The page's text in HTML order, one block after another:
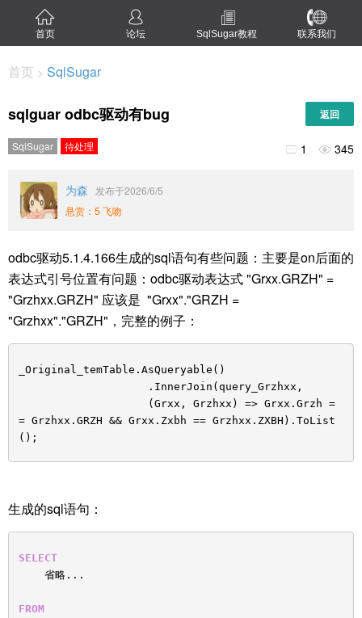
首页 论坛 SqlSugar教程 联系我们
首页 > SqlSugar
sqlguar odbc驱动有bug 返回
SqlSugar 待处理  1  345
为森
发布于2026/6/5
悬赏：5 飞吻
odbc驱动5.1.4.166生成的sql语句有些问题：主要是on后面的
表达式引号位置有问题：odbc驱动表达式 "Grxx.GRZH" =
"Grzhxx.GRZH" 应该是 "Grxx"."GRZH =
"Grzhxx"."GRZH"，完整的例子：
_Original_temTable.AsQueryable()
.InnerJoin(query_Grzhxx,
(Grxx, Grzhxx) => Grxx.Grzh =
= Grzhxx.GRZH && Grxx.Zxbh == Grzhxx.ZXBH).ToList
();
生成的sql语句：
SELECT
省略...
FROM